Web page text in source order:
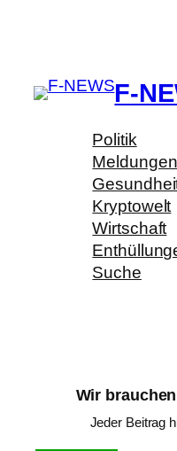
F-
Politik
Meldungen
Kryptowelt
Wirtschaft
Suche
Wir
Jeder Beitrag